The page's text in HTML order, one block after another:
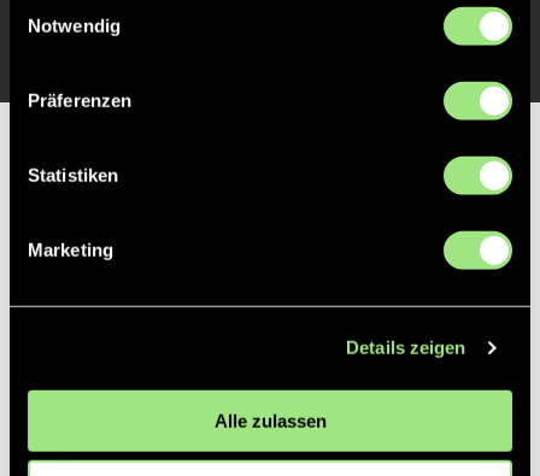
Notwendig
Präferenzen
Statistiken
Marketing
Details zeigen
Alle zulassen